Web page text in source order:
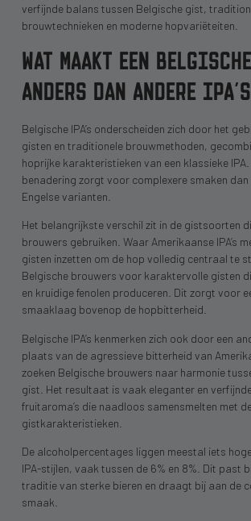
verfijnde balans tussen Belgische gist,
brouwtechnieken en moderne hopvariëteiten.
WAT MAAKT EEN
ANDERS DAN ANDERE
Belgische IPA’s onderscheiden zich door het
gisten en traditionele brouwmethoden,
hoprijke karakteristieken van een klassieke IPA.
benadering zorgt voor complexere smaken
Engelse varianten.
Het belangrijkste verschil zit in de gistsoorten
brouwers gebruiken. Waar Amerikaanse IPA’s
gisten inzetten om de hop volledig centraal te
Belgische brouwers voor karaktervolle gisten
en kruidige fenolen produceren. Dit zorgt voor
smaaklaag bovenop de hopbitterheid.
Belgische IPA’s kenmerken zich ook door een
plaats van de agressieve bitterheid van
zoeken Belgische brouwers naar harmonie
gist. Het resultaat is vaak eleganter en
fruitaroma’s die naadloos samensmelten met
gistkarakteristieken.
De alcoholpercentages liggen meestal iets
IPA-stijlen, vaak tussen de 6% en 8%. Dit past
traditie van sterke bieren en draagt bij aan de
smaak.